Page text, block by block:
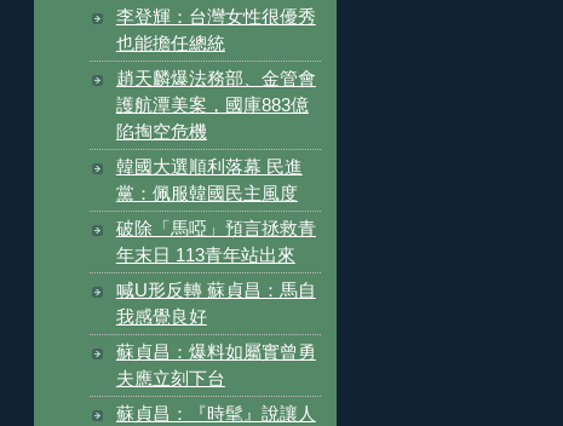
李登輝：台灣女性很優秀
也能擔任總統
趙天麟爆法務部、金管會
護航潭美案，國庫883億
陷掏空危機
韓國大選順利落幕 民進
黨：佩服韓國民主風度
破除「馬啞」預言拯救青
年末日 113青年站出來
喊U形反轉 蘇貞昌：馬自
我感覺良好
蘇貞昌：爆料如屬實曾勇
夫應立刻下台
蘇貞昌：『時髦』說讓人